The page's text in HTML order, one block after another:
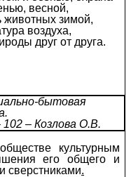
весной,
животных зимой,
воздуха,
друг от друга.
бытовая
102 – Козлова О.В.
культурным
его общего и
сверстниками.